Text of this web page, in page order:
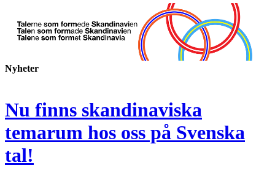
Nyheter
Nu finns skandinaviska
temarum hos oss på Svenska
tal!